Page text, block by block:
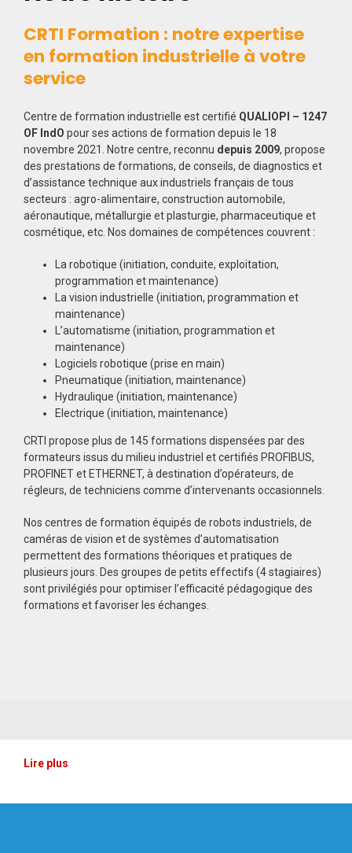
CRTI Formation : notre expertise
en formation industrielle à votre
service
Centre de formation industrielle est certifié QUALIOPI – 1247
OF IndO pour ses actions de formation depuis le 18
novembre 2021. Notre centre, reconnu depuis 2009, propose
des prestations de formations, de conseils, de diagnostics et
d’assistance technique aux industriels français de tous
secteurs : agro-alimentaire, construction automobile,
aéronautique, métallurgie et plasturgie, pharmaceutique et
cosmétique, etc. Nos domaines de compétences couvrent :
La robotique (initiation, conduite, exploitation,
programmation et maintenance)
La vision industrielle (initiation, programmation et
maintenance)
L’automatisme (initiation, programmation et
maintenance)
Logiciels robotique (prise en main)
Pneumatique (initiation, maintenance)
Hydraulique (initiation, maintenance)
Electrique (initiation, maintenance)
CRTI propose plus de 145 formations dispensées par des
formateurs issus du milieu industriel et certifiés PROFIBUS,
PROFINET et ETHERNET, à destination d’opérateurs, de
régleurs, de techniciens comme d’intervenants occasionnels.
Nos centres de formation équipés de robots industriels, de
caméras de vision et de systèmes d’automatisation
permettent des formations théoriques et pratiques de
plusieurs jours. Des groupes de petits effectifs (4 stagiaires)
sont privilégiés pour optimiser l’efficacité pédagogique des
formations et favoriser les échanges.
Lire plus